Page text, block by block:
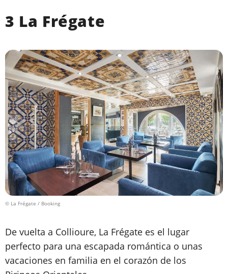
3 La Frégate
© La Frégate / Booking
De vuelta a Collioure, La Frégate es el lugar
perfecto para una escapada romántica o unas
vacaciones en familia en el corazón de los